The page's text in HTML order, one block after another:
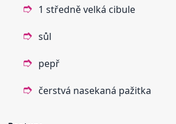
1 středně velká cibule
sůl
pepř
čerstvá nasekaná pažitka